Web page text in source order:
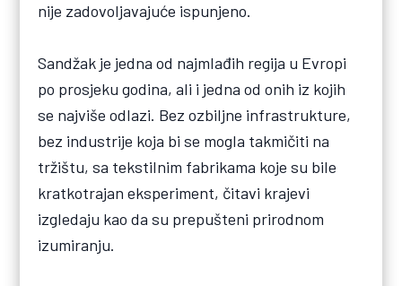
nije zadovoljavajuće ispunjeno.
Sandžak je jedna od najmlađih regija u Evropi
po prosjeku godina, ali i jedna od onih iz kojih
se najviše odlazi. Bez ozbiljne infrastrukture,
bez industrije koja bi se mogla takmičiti na
tržištu, sa tekstilnim fabrikama koje su bile
kratkotrajan eksperiment, čitavi krajevi
izgledaju kao da su prepušteni prirodnom
izumiranju.